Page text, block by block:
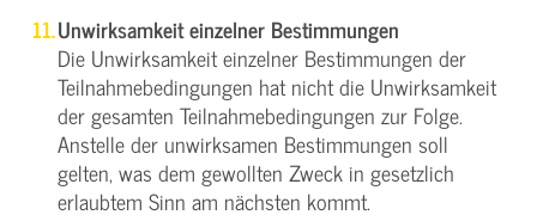
Unwirksamkeit einzelner Bestimmungen
Die Unwirksamkeit einzelner Bestimmungen der
Teilnahmebedingungen hat nicht die Unwirksamkeit
der gesamten Teilnahmebedingungen zur Folge.
Anstelle der unwirksamen Bestimmungen soll
gelten, was dem gewollten Zweck in gesetzlich
erlaubtem Sinn am nächsten kommt.